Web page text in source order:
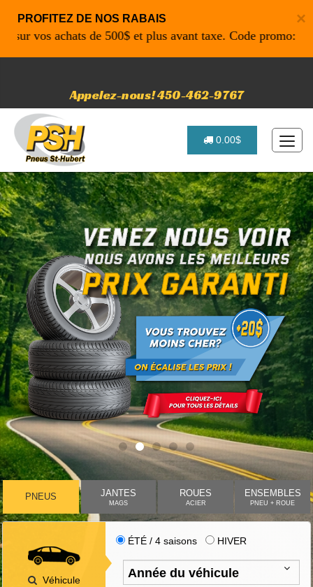
×
PROFITEZ DE NOS RABAIS
achats de 500$ et plus avant taxe. Code promo: P4616
Appelez-nous! 450-462-9767
0.00$
PNEUS JANTES
MAGS
ROUES
ACIER
ENSEMBLES
PNEU + ROUE
Véhicule
ÉTÉ / 4 saisons HIVER